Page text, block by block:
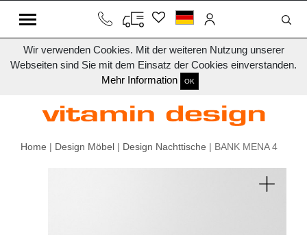
Wir verwenden Cookies. Mit der weiteren Nutzung unserer
Webseiten sind Sie mit dem Einsatz der Cookies einverstanden.
Mehr Information
OK
Home | Design Möbel | Design Nachttische | BANK MENA 4